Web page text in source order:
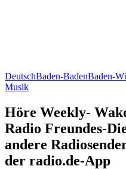
DeutschBaden-BadenBaden-
Musik
Höre Weekly-
Radio Freundes-
andere
der radio.de-App